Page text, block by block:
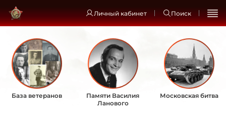
Личный кабинет Поиск
База ветеранов
Памяти Василия
Ланового
Московская битва